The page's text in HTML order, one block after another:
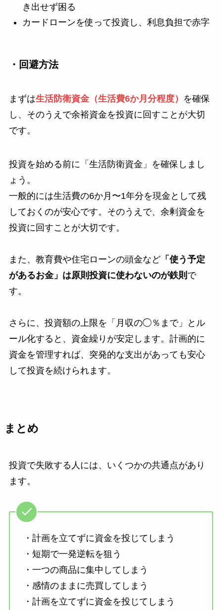
き出せず困る
カードローンを使って投資し、利息負担で赤字
・回避方法
まずは生活防衛資金（生活費6か月分程度）
を確保
し、そのうえで余裕資金を投資に回すことが大切
です。
投資を始める前に「生活防衛資金」を確保しまし
ょう。
一般的には生活費の6か月〜1年分を現金として残
しておくのが安心です。そのうえで、余剰資金を
投資に回すことが大切です。
また、教育費や住宅ローンの頭金など「使う予定
があるお金」は原則投資に使わないのが鉄則 で
す。
さらに、投資額の上限を「月収の◯％まで」とル
ール化すると、資金繰りが安定します。計画的に
資金を管理すれば、突発的な支出があっても安心
して投資を続けられます。
まとめ
投資で失敗する人には、いくつかの共通点があり
ます。
・計画を立てずに資金を投じてしまう
・短期で一発逆転を狙う
・一つの商品に集中してしまう
・感情のままに売買してしまう
・計画を立てずに資金を投じてしまう